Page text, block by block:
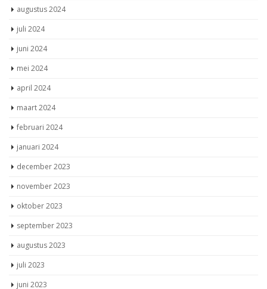
augustus 2024
juli 2024
juni 2024
mei 2024
april 2024
maart 2024
februari 2024
januari 2024
december 2023
november 2023
oktober 2023
september 2023
augustus 2023
juli 2023
juni 2023